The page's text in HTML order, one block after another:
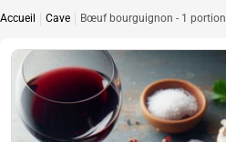
Accueil Cave Bœuf bourguignon - 1 portion